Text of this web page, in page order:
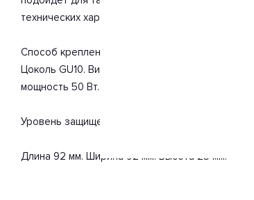
технических характеристик мощности хватит
Способ крепления: встраиваемый. Дизайн и
Цоколь GU10. Вид ламп: светодиодная.
мощность 50 Вт. Напряжение 220 Вольт.
Уровень защищенности от влаги и пыли IP20.
Длина 92 мм. Ширина 92 мм. Высота 25 мм.